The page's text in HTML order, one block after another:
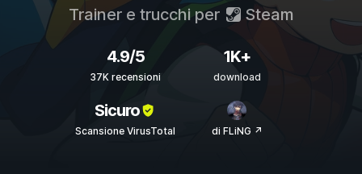
Trainer e trucchi per Steam
4.9/5
37K recensioni
1K+
download
Sicuro
Scansione VirusTotal di FLiNG ↗